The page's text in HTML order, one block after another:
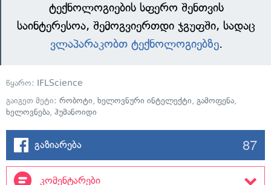
ტექნოლოგიების სფერო შენთვის
საინტერესოა, შემოგვიერთდი ჯგუფში, სადაც
ვლაპარაკობთ ტექნოლოგიებზე.
წყარო: IFLScience
გაიგეთ მეტი: რობოტი, ხელოვნური ინტელექტი, გამოფენა,
ხელოვნება, ჰუმანოიდი
გაზიარება 87
კომენტარები